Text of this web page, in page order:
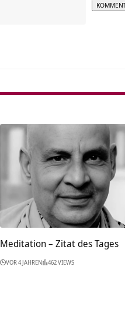
Meditation – Zitat des Tages
VOR 4 JAHREN 462 VIEWS